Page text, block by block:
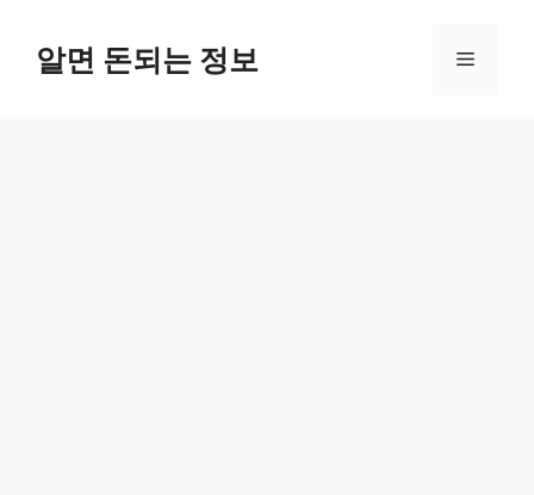
알면 돈되는 정보 메